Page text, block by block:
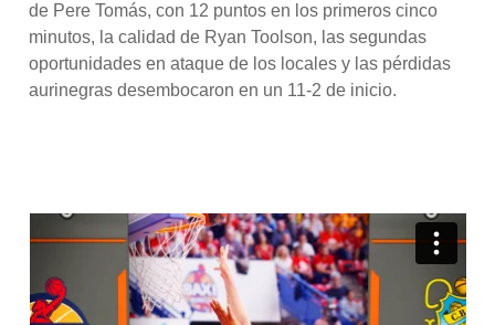
de Pere Tomás, con 12 puntos en los primeros cinco
minutos, la calidad de Ryan Toolson, las segundas
oportunidades en ataque de los locales y las pérdidas
aurinegras desembocaron en un 11-2 de inicio.